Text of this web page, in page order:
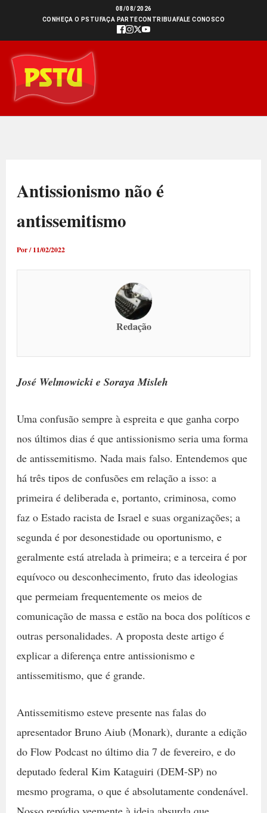
conteúdo
08/08/2026
CONHEÇA O PSTU FAÇA PARTECONTRIBUAFALE CONOSCO
Antissionismo não é
antissemitismo
Por/11/02/2022
Redação
José Welmowicki e Soraya Misleh
Uma confusão sempre à espreita e que ganha corpo
nos últimos dias é que antissionismo seria uma forma
de antissemitismo. Nada mais falso. Entendemos que
há três tipos de confusões em relação a isso: a
primeira é deliberada e, portanto, criminosa, como
faz o Estado racista de Israel e suas organizações; a
segunda é por desonestidade ou oportunismo, e
geralmente está atrelada à primeira; e a terceira é por
equívoco ou desconhecimento, fruto das ideologias
que permeiam frequentemente os meios de
comunicação de massa e estão na boca dos políticos e
outras personalidades. A proposta deste artigo é
explicar a diferença entre antissionismo e
antissemitismo, que é grande.
Antissemitismo esteve presente nas falas do
apresentador Bruno Aiub (Monark), durante a edição
do Flow Podcast no último dia 7 de fevereiro, e do
deputado federal Kim Kataguiri (DEM-SP) no
mesmo programa, o que é absolutamente condenável.